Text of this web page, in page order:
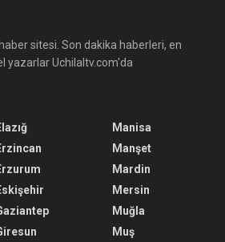
sitesi. Son dakika haberleri, en
yazarlar Uchilaltv.com'da
Manisa
Manşet
Mardin
Mersin
Muğla
Muş